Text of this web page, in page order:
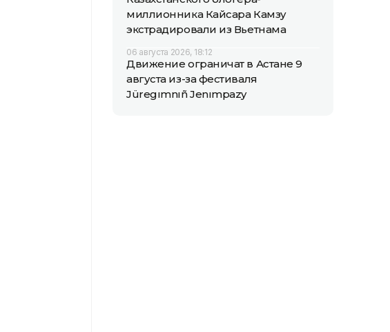
миллионника Кайсара Камзу
экстрадировали из Вьетнама
06 августа 2026, 18:12
Движение ограничат в Астане 9
августа из-за фестиваля
Jüregımnıñ Jenımpazy